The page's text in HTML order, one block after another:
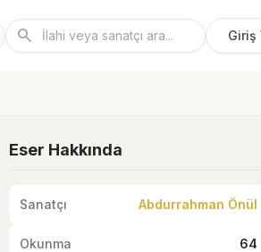
search Giriş
Eser Hakkında
Sanatçı Abdurrahman Önül
Okunma 64